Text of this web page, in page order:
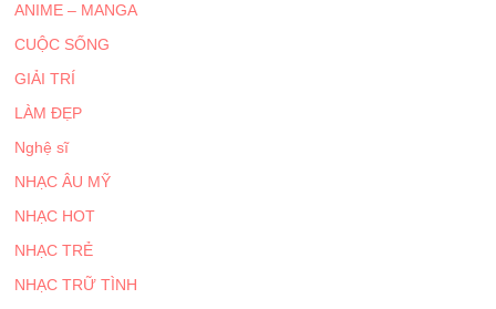
ANIME – MANGA
CUỘC SỐNG
GIẢI TRÍ
LÀM ĐẸP
Nghệ sĩ
NHẠC ÂU MỸ
NHẠC HOT
NHẠC TRẺ
NHẠC TRỮ TÌNH